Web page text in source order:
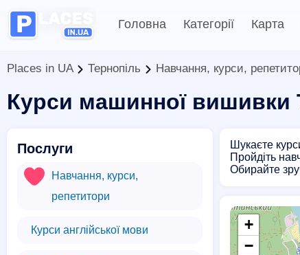
Головна Категорії Карта
Places in UA Тернопіль Навчання, курси,
Курси машинної вишивки
Послуги
Навчання, курси,
репетитори
Курси англійської мови
Шукаєте
Пройдіть
Обирайте
+
−